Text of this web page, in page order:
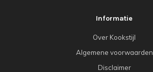
Informatie
Over Kookstijl
Algemene voorwaarden
Disclaimer